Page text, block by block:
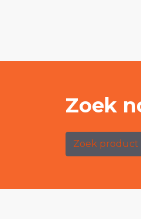
Zoek
Zoek product